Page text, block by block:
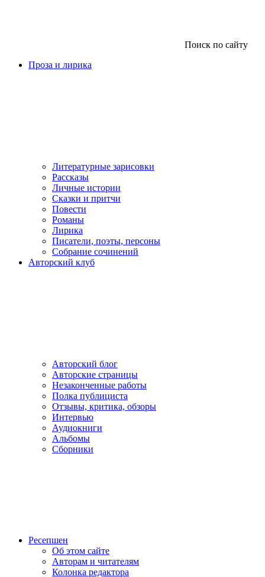
Поиск по сайту
Проза и лирика
Литературные зарисовки
Рассказы
Личные истории
Сказки и притчи
Повести
Романы
Лирика
Писатели, поэты, персоны
Собрание сочинений
Авторский клуб
Авторский блог
Авторские страницы
Незаконченные работы
Полка публициста
Отзывы, критика, обзоры
Интервью
Аудиокниги
Альбомы
Сборники
Ресепшен
Об этом сайте
Авторам и читателям
Колонка редактора